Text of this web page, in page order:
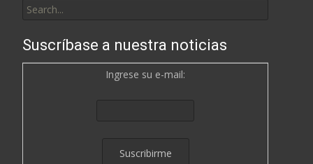
for:
Suscríbase a nuestra noticias
Ingrese su e-mail: